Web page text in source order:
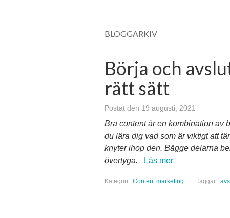
BLOGGARKIV
Börja och
rätt sätt
Postat den 19 augusti, 2021
Bra content är en kombination av
du lära dig vad som är viktigt att
knyter ihop den. Bägge delarna
övertyga.
Läs mer
Kategori: Content marketing Taggar: